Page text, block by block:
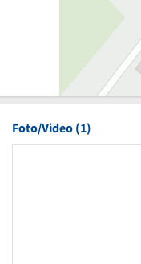
Foto/Video (1)